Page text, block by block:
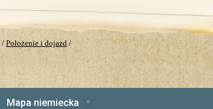
/ Położenie i dojazd /